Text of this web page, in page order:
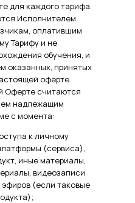
для каждого тарифа.
Исполнителем
оплатившим
Тарифу и не
обучения, и
оказанных, принятых
оферте.
Оферте считаются
надлежащим
с момента:
к личному
(сервиса),
иные материалы,
видеозаписи
(если таковые